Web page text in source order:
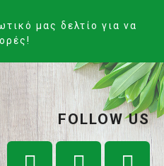
μας δελτίο για να
FOLLOW US